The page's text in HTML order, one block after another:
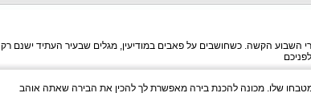
השבוע הקשה. כשחושבים על פאבים במודיעין, מגלים שבעיר העתיד ישנם רק
שלו. מכונה להכנת בירה מאפשרת לך להכין את הבירה שאתה אוהב